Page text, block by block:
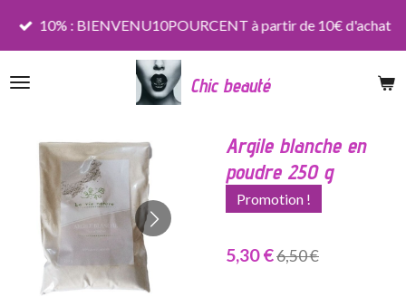
Passer
principal
Chic beauté
10% : BIENVENU10POURCENT à partir de 10€ d'achat
Argile blanche en
poudre 250 g
Promotion !
5,30 €6,50 €